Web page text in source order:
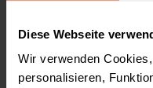
Diese Webseite
Wir verwenden
personalisieren,